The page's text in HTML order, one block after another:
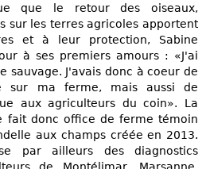
que le retour des oiseaux,
sur les terres agricoles apportent
et à leur protection, Sabine
à ses premiers amours : «J'ai
sauvage. J'avais donc à coeur de
sur ma ferme, mais aussi de
aux agriculteurs du coin». La
fait donc office de ferme témoin
aux champs créée en 2013.
par ailleurs des diagnostics